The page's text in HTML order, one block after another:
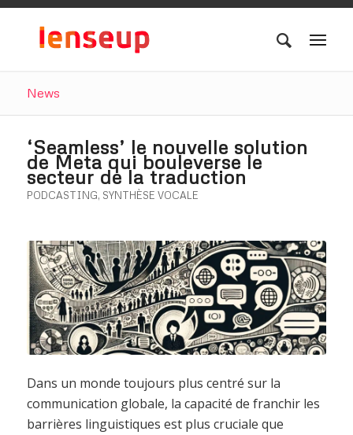
News
‘Seamless’ le nouvelle solution
de Meta qui bouleverse le
secteur de la traduction
PODCASTING, SYNTHÈSE VOCALE
Dans un monde toujours plus centré sur la
communication globale, la capacité de franchir les
barrières linguistiques est plus cruciale que